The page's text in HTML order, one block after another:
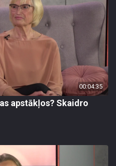
00:04:35
apstākļos? Skaidro